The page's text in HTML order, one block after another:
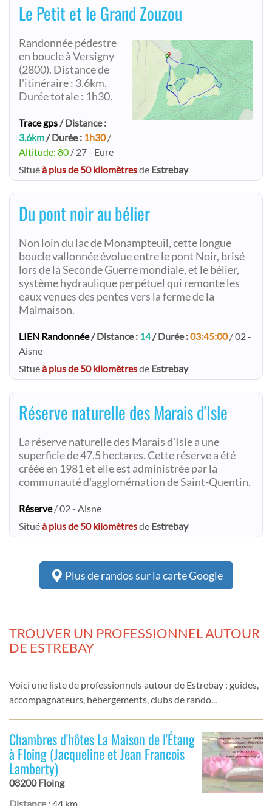
Le Petit et le Grand Zouzou
Randonnée pédestre
en boucle à Versigny
(2800). Distance de
l'itinéraire : 3.6km.
Durée totale : 1h30.
Trace gps/ Distance :
3.6km/ Durée : 1h30/
Altitude: 80 / 27 - Eure
Situéà plus de 50 kilomètresde Estrebay
Du pont noir au bélier
Non loin du lac de Monampteuil, cette longue
boucle vallonnée évolue entre le pont Noir, brisé
lors de la Seconde Guerre mondiale, et le bélier,
système hydraulique perpétuel qui remonte les
eaux venues des pentes vers la ferme de la
Malmaison.
LIEN Randonnée/ Distance : 14/ Durée :03:45:00/ 02 -
Aisne
Situéà plus de 50 kilomètresde Estrebay
Réserve naturelle des Marais d'Isle
La réserve naturelle des Marais d'Isle a une
superficie de 47,5 hectares. Cette réserve a été
créée en 1981 et elle est administrée par la
communauté d'agglomémation de Saint-Quentin.
Réserve/ 02 - Aisne
Situéà plus de 50 kilomètresde Estrebay
Plus de randos sur la carte Google
TROUVER UN PROFESSIONNEL AUTOUR
DE ESTREBAY
Voici une liste de professionnels autour de Estrebay : guides,
accompagnateurs, hébergements, clubs de rando...
Chambres d'hôtes La Maison de l'Étang
à Floing (Jacqueline et Jean Francois
Lamberty)
08200 Floing
Distance: 44 km